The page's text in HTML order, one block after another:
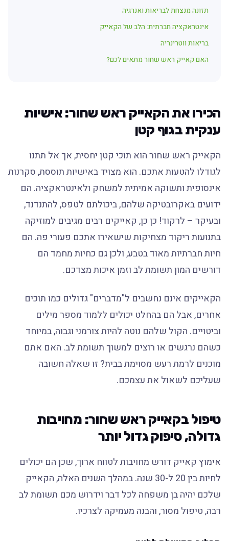
תזונה מנצחת לבריאות ואנרגיה
אינטראקציה חברתית: הלב של הקאייק
בריאות ווטרינריה
האם קאייק ראש שחור מתאים לכם?
הכירו את הקאייק ראש שחור: אישיות
ענקית בגוף קטן
הקאייק ראש שחור הוא תוכי קטן יחסית, אך אל תתנו
לגודלו להטעות אתכם. הוא מצויד באישיות תוססת, סקרנות
אינסופית ותשוקה אמיתית למשחק ולאינטראקציה. הם
ידועים באקרובטיקה שלהם, ביכולתם לטפס, להתנדנד,
ובעיקר – לרקוד! כן כן, קאייקים רבים מגיבים למוזיקה
בתנועות ריקוד מצחיקות שישאירו אתכם פעורי פה. הם
חיות חברתיות מאוד בטבע, ולכן גם כחיות מחמד הם
דורשים המון תשומת לב וזמן איכות מצדכם.
הקאייקים אינם נחשבים ל"מדברים" גדולים כמו תוכים
אחרים, אבל הם בהחלט יכולים ללמוד מספר מילים
וביטויים. הקול שלהם נוטה להיות צורמני וגבוה, במיוחד
כשהם נרגשים או רוצים למשוך תשומת לב. האם אתם
מוכנים לרמת רעש מסוימת בבית? זו שאלה חשובה
שעליכם לשאול את עצמכם.
טיפול בקאייק ראש שחור: מחויבות
גדולה, סיפוק גדול יותר
אימוץ קאייק דורש מחויבות לטווח ארוך, שכן הם יכולים
לחיות בין 20 ל-30 שנה. במהלך השנים האלה, הקאייק
שלכם יהיה בן משפחה לכל דבר וידרוש מכם תשומת לב
רבה, טיפול מסור, והבנה מעמיקה לצרכיו.